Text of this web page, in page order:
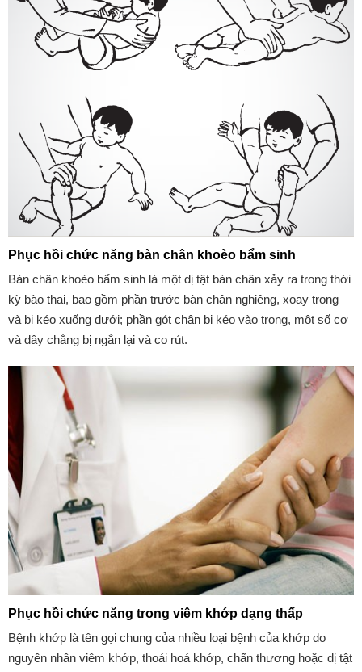
Phục hồi chức năng bàn chân khoèo bẩm sinh
Bàn chân khoèo bẩm sinh là một dị tật bàn chân xảy ra trong thời
kỳ bào thai, bao gồm phần trước bàn chân nghiêng, xoay trong
và bị kéo xuống dưới; phần gót chân bị kéo vào trong, một số cơ
và dây chằng bị ngắn lại và co rút.
Phục hồi chức năng trong viêm khớp dạng thấp
Bệnh khớp là tên gọi chung của nhiều loại bệnh của khớp do
nguyên nhân viêm khớp, thoái hoá khớp, chấn thương hoặc dị tật